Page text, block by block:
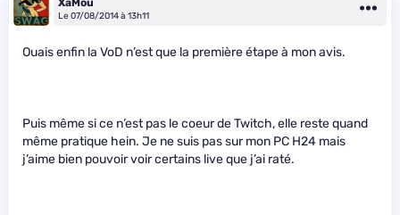
XaMou
Le 07/08/2014 à 13h11
Ouais enfin la VoD n’est que la première étape à mon avis.
Puis même si ce n’est pas le coeur de Twitch, elle reste quand
même pratique hein. Je ne suis pas sur mon PC H24 mais
j’aime bien pouvoir voir certains live que j’ai raté.